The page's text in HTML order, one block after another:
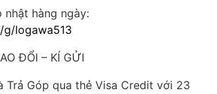
nhật hàng ngày:
logawa513
ĐỔI – KÍ GỬI
Trả Góp qua thẻ Visa Credit với 23